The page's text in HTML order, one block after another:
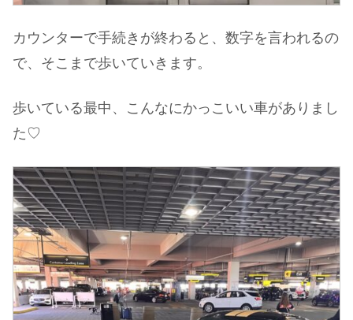
カウンターで手続きが終わると、数字を言われるの
で、そこまで歩いていきます。
歩いている最中、こんなにかっこいい車がありまし
た♡